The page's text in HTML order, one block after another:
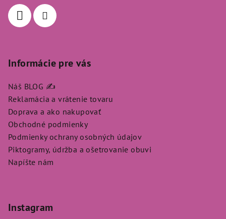
Informácie pre vás
Náš BLOG ✍️
Reklamácia a vrátenie tovaru
Doprava a ako nakupovať
Obchodné podmienky
Podmienky ochrany osobných údajov
Piktogramy, údržba a ošetrovanie obuvi
Napíšte nám
Instagram